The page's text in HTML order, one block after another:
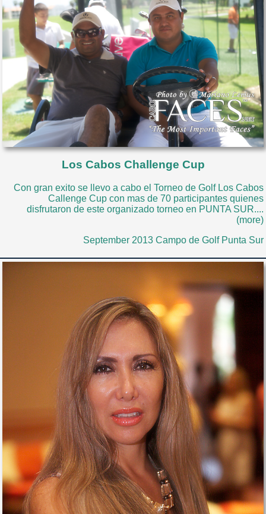
Los Cabos Challenge Cup
Con gran exito se llevo a cabo el Torneo de Golf Los Cabos
Callenge Cup con mas de 70 participantes quienes
disfrutaron de este organizado torneo en PUNTA SUR....
(more)
September 2013 Campo de Golf Punta Sur